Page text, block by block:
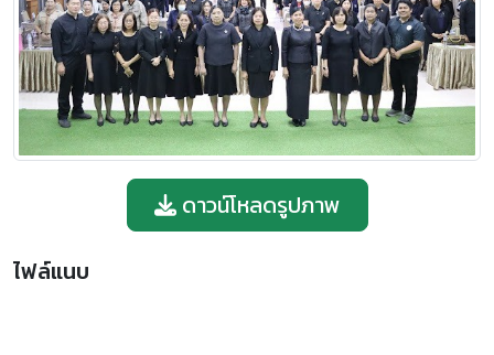
ดาวน์โหลดรูปภาพ
ไฟล์แนบ